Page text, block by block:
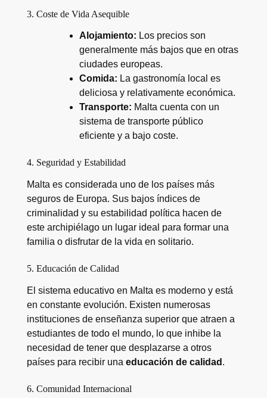
3. Coste de Vida Asequible
Alojamiento: Los precios son
generalmente más bajos que en otras
ciudades europeas.
Comida: La gastronomía local es
deliciosa y relativamente económica.
Transporte: Malta cuenta con un
sistema de transporte público
eficiente y a bajo coste.
4. Seguridad y Estabilidad
Malta es considerada uno de los países más
seguros de Europa. Sus bajos índices de
criminalidad y su estabilidad política hacen de
este archipiélago un lugar ideal para formar una
familia o disfrutar de la vida en solitario.
5. Educación de Calidad
El sistema educativo en Malta es moderno y está
en constante evolución. Existen numerosas
instituciones de enseñanza superior que atraen a
estudiantes de todo el mundo, lo que inhibe la
necesidad de tener que desplazarse a otros
países para recibir una educación de calidad .
6. Comunidad Internacional